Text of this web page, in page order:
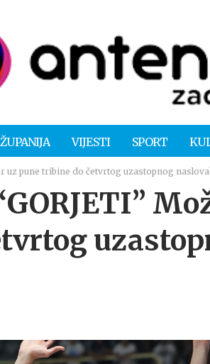
ŽUPANIJA VIJESTI SPORT
uz pune tribine do četvrtog uzastopnog